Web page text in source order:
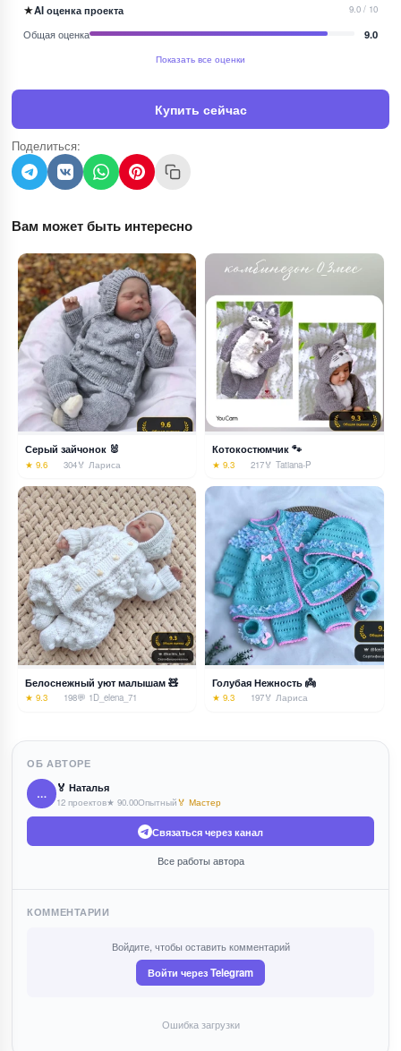
★AI оценка проекта 9.0 / 10
Общая оценка 9.0
Показать все оценки
Купить сейчас
Поделиться:
Вам может быть интересно
Серый зайчонок 🐰
★ 9.6 304🏅 Лариса
Котокостюмчик 🐾
★ 9.3 217🏅 Tatiana-P
Белоснежный уют малышам 🧸
★ 9.3 198💬 1D_elena_71
Голубая Нежность 👼
★ 9.3 197🏅 Лариса
ОБ АВТОРЕ
… 🏅 Наталья
12 проектов★ 90.00Опытный🏅 Мастер
Связаться через канал
Все работы автора
КОММЕНТАРИИ
Войдите, чтобы оставить комментарий
Войти через Telegram
Ошибка загрузки